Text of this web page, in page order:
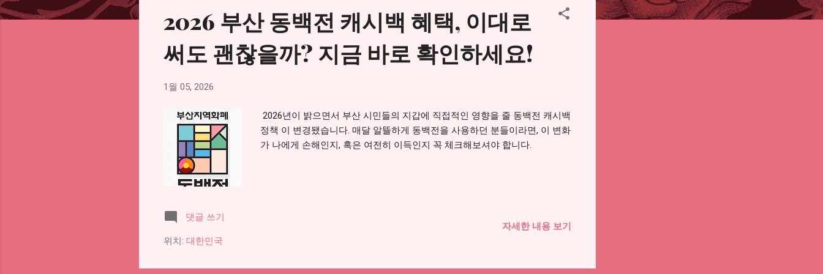
2026 부산 동백전 캐시백 혜택, 이대로
써도 괜찮을까? 지금 바로 확인하세요!
1월 05, 2026
2026년이 밝으면서 부산 시민들의 지갑에 직접적인 영향을 줄 동백전 캐시백
정책 이 변경됐습니다. 매달 알뜰하게 동백전을 사용하던 분들이라면, 이 변화
가 나에게 손해인지, 혹은 여전히 이득인지 꼭 체크해보셔야 합니다.
댓글 쓰기
위치: 대한민국
자세한 내용 보기